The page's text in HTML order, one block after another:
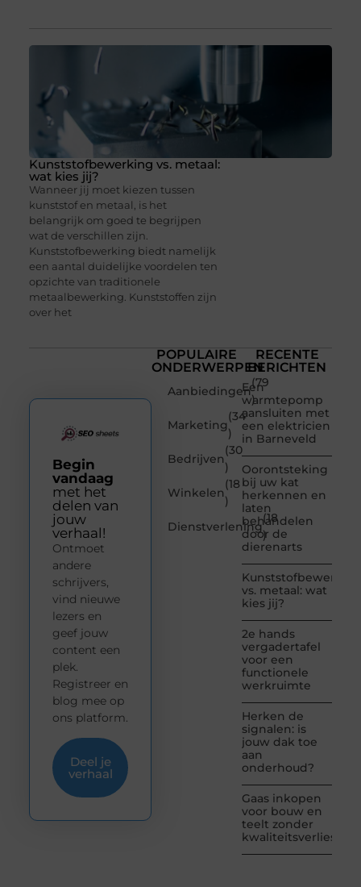
Kunststofbewerking vs. metaal:
wat kies jij?
Wanneer jij moet kiezen tussen
kunststof en metaal, is het
belangrijk om goed te begrijpen
wat de verschillen zijn.
Kunststofbewerking biedt namelijk
een aantal duidelijke voordelen ten
opzichte van traditionele
metaalbewerking. Kunststoffen zijn
over het
POPULAIRE
ONDERWERPEN
Aanbiedingen
(79
)
Marketing
(34
)
Bedrijven
(30
)
Winkelen
(18
)
Dienstverlening
(18
)
RECENTE
BERICHTEN
Een
warmtepomp
aansluiten met
een elektricien
in Barneveld
Oorontsteking
bij uw kat
herkennen en
laten
behandelen
door de
dierenarts
vs. metaal: wat
kies jij?
2e hands
vergadertafel
voor een
functionele
werkruimte
Herken de
signalen: is
jouw dak toe
aan
onderhoud?
Gaas inkopen
voor bouw en
teelt zonder
kwaliteitsverlies
Begin
vandaag
met het
delen van
jouw
verhaal!
Ontmoet
andere
schrijvers,
vind nieuwe
lezers en
geef jouw
content een
plek.
Registreer en
blog mee op
ons platform.
Deel je
verhaal